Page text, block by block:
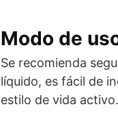
Modo de
Se recomienda
líquido, es fácil de
estilo de vida activo.